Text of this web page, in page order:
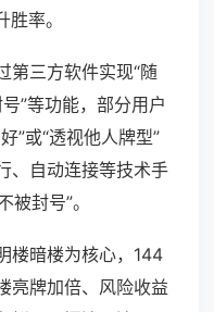
率。
第三方软件实现“随
”等功能，部分用户
”或“透视他人牌型”
、自动连接等技术手
被封号”。
楼暗楼为核心，144
亮牌加倍、风险收益